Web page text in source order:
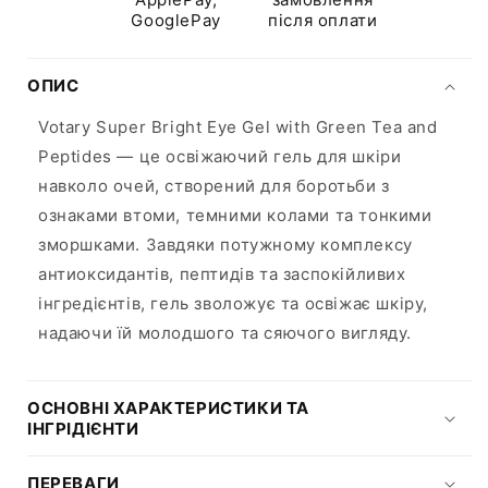
and
with
GooglePay
після оплати
ОПИС
Votary Super Bright Eye Gel with Green Tea and
Peptides — це освіжаючий гель для шкіри
навколо очей, створений для боротьби з
ознаками втоми, темними колами та тонкими
зморшками. Завдяки потужному комплексу
антиоксидантів, пептидів та заспокійливих
інгредієнтів, гель зволожує та освіжає шкіру,
надаючи їй молодшого та сяючого вигляду.
ОСНОВНІ ХАРАКТЕРИСТИКИ ТА
ІНГРІДІЄНТИ
ПЕРЕВАГИ